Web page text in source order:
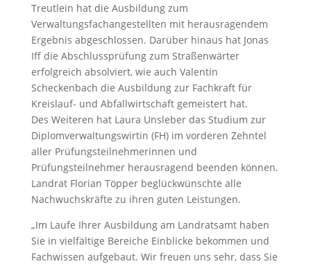
Treutlein hat die Ausbildung zum
Verwaltungsfachangestellten mit herausragendem
Ergebnis abgeschlossen. Darüber hinaus hat Jonas
Iff die Abschlussprüfung zum Straßenwärter
erfolgreich absolviert, wie auch Valentin
Scheckenbach die Ausbildung zur Fachkraft für
Kreislauf- und Abfallwirtschaft gemeistert hat.
Des Weiteren hat Laura Unsleber das Studium zur
Diplomverwaltungswirtin (FH) im vorderen Zehntel
aller Prüfungsteilnehmerinnen und
Prüfungsteilnehmer herausragend beenden können.
Landrat Florian Töpper beglückwünschte alle
Nachwuchskräfte zu ihren guten Leistungen.
„Im Laufe Ihrer Ausbildung am Landratsamt haben
Sie in vielfältige Bereiche Einblicke bekommen und
Fachwissen aufgebaut. Wir freuen uns sehr, dass Sie